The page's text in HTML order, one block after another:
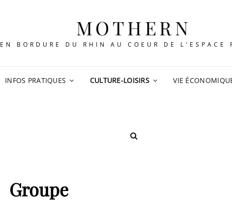
MOTHERN
EN BORDURE DU RHIN AU COEUR DE L'ESPACE
INFOS PRATIQUES CULTURE-LOISIRS VIE
SEARCH
Groupe